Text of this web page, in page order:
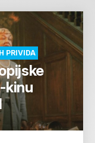
PRIVIDA
kinu